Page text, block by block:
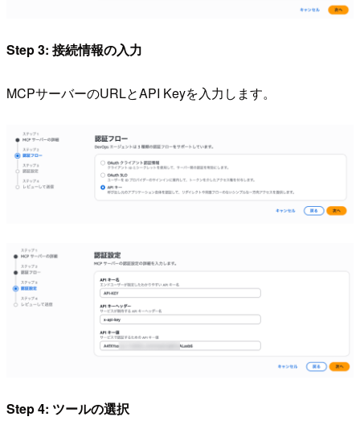
Step 3: 接続情報の入力
MCPサーバーのURLとAPI Keyを入力します。
Step 4: ツールの選択